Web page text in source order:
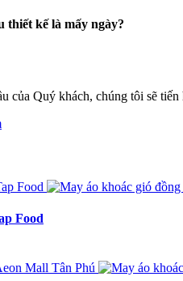
thiết kế là mấy ngày?
của Quý khách, chúng tôi sẽ
Food